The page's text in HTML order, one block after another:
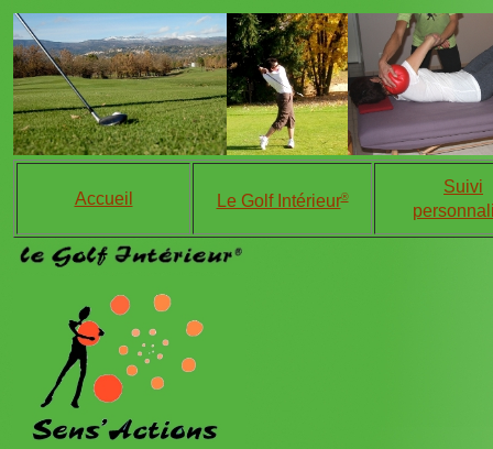
Accueil Le Golf Intérieur®
Suivi